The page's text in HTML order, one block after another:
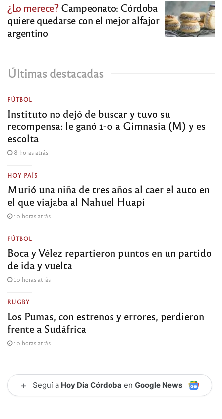
¿Lo merece?Campeonato: Córdoba
quiere quedarse con el mejor alfajor
argentino
Últimas destacadas
FÚTBOL
Instituto no dejó de buscar y tuvo su
recompensa: le ganó 1-0 a Gimnasia (M) y es
escolta
8 horas atrás
HOY PAÍS
Murió una niña de tres años al caer el auto en
el que viajaba al Nahuel Huapi
10 horas atrás
FÚTBOL
Boca y Vélez repartieron puntos en un partido
de ida y vuelta
10 horas atrás
RUGBY
Los Pumas, con estrenos y errores, perdieron
frente a Sudáfrica
10 horas atrás
+ Seguí a Hoy Día Córdoba en Google News